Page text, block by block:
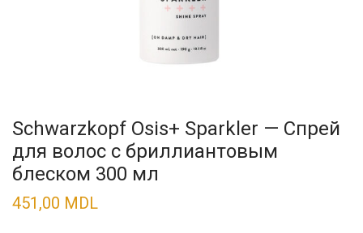
Schwarzkopf Osis+ Sparkler — Спрей
для волос с бриллиантовым
блеском 300 мл
451,00 MDL